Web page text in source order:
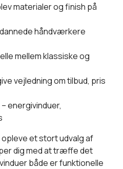
materialer og finish på
håndværkere
mellem klassiske og
vejledning om tilbud, pris
energivinduer,
opleve et stort udvalg af
dig med at træffe det
både er funktionelle